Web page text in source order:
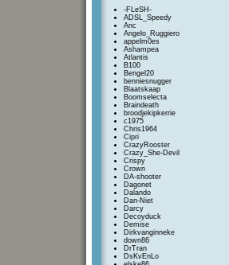
-FLeSH-
ADSL_Speedy
Anc
Angelo_Ruggiero
appelm0es
Ashampea
Atlantis
B100
Bengel20
benniesnugger
Blaatskaap
Boomselecta
Braindeath
broodjekipkerrie
c1975
Chris1964
Cipri
CrazyRooster
Crazy_She-Devil
Crispy
Crown
DA-shooter
Dagonet
Dalando
Dan-Niet
Darcy
Decoyduck
Demise
Dirkvanginneke
down86
DrTran
DsKvEnLo